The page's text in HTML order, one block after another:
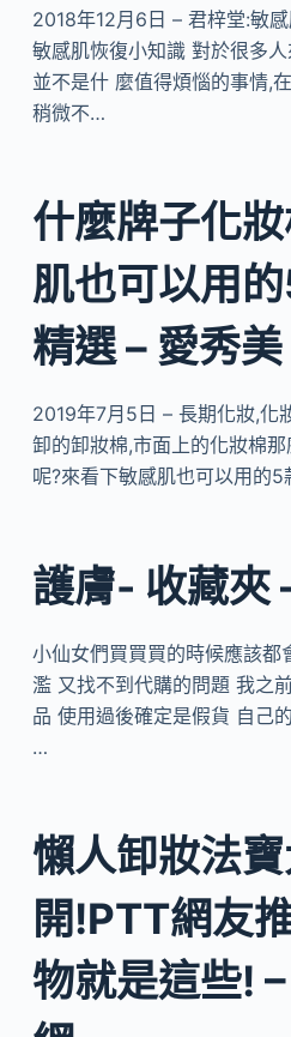
2018年12月6日 – 君梓堂:敏
敏感肌恢復小知識 對於很多
並不是什 麼值得煩惱的事情,
稍微不…
什麼牌子化
肌也可以用
精選 – 愛秀美
2019年7月5日 – 長期化妝,化
卸的卸妝棉,市面上的化妝棉
呢?來看下敏感肌也可以用的5
護膚- 收藏夾
小仙女們買買買的時候應該都
濫 又找不到代購的問題 我之
品 使用過後確定是假貨 自己
…
懶人卸妝法
開!PTT網友
物就是這些!